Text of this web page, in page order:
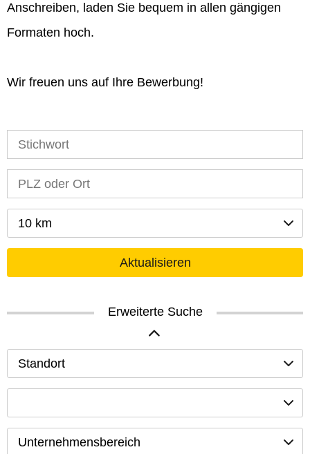
Anschreiben, laden Sie bequem in allen gängigen
Formaten hoch.
Wir freuen uns auf Ihre Bewerbung!
10 km
Aktualisieren
Erweiterte Suche
Standort
Unternehmensbereich